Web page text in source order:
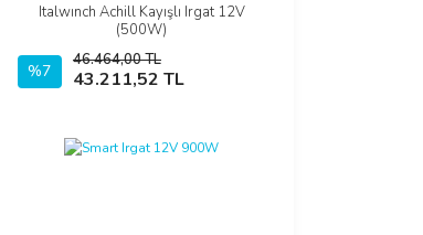
Italwınch Achill Kayışlı Irgat 12V
(500W)
%7
46.464,00 TL
43.211,52 TL
İncele
Sepete Ekle